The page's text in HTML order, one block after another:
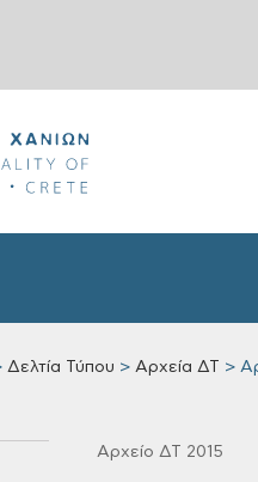
Δελτία Τύπου Αρχεία ΔΤ
Αρχείο ΔΤ 2015